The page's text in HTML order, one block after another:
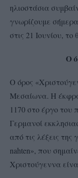
ηλιοστάσια
γνωρίζουμε
στις 21 Ιουνίου, το
Ο
Ο όρος
Μεσαίωνα. Η
1170 στο έργο του
Γερμανοί
από τις λέξεις
nahten», που
Χριστούγεννα